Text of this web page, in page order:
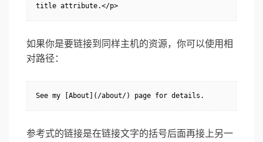
title attribute.</p>
如果你是要链接到同样主机的资源，你可以使用相
对路径：
See my [About](/about/) page for details.
参考式的链接是在链接文字的括号后面再接上另一